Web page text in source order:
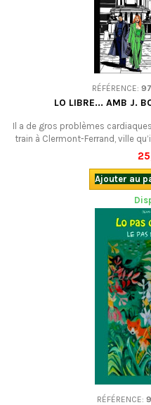
RÉFÉRENCE:
LO LIBRE... AMB J.
Il a de gros problèmes
train à Clermont-Ferrand, ville
rien ? Le Livre des Grands
bande dessinée actuelle,
Ajouter au
RÉFÉRENCE: